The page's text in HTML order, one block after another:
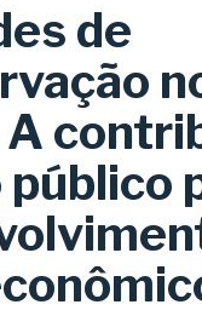
de
público